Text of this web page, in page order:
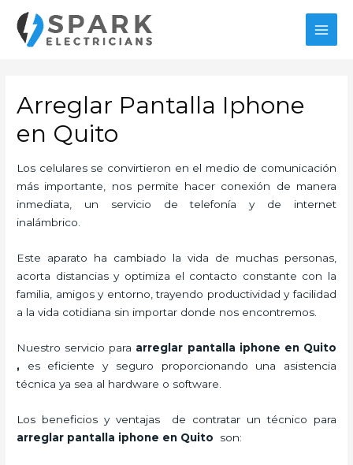
contenido
Arreglar Pantalla Iphone
en Quito
Los celulares se convirtieron en el medio de comunicación
más importante, nos permite hacer conexión de manera
inmediata, un servicio de telefonía y de internet
inalámbrico.
Este aparato ha cambiado la vida de muchas personas,
acorta distancias y optimiza el contacto constante con la
familia, amigos y entorno, trayendo productividad y facilidad
a la vida cotidiana sin importar donde nos encontremos.
Nuestro servicio para arreglar pantalla iphone en Quito
, es eficiente y seguro proporcionando una asistencia
técnica ya sea al hardware o software.
Los beneficios y ventajas de contratar un técnico para
arreglar pantalla iphone en Quito son: